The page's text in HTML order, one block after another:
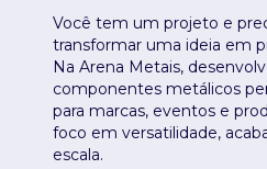
Você tem um projeto e
transformar uma ideia em
Na Arena Metais,
componentes metálicos
para marcas, eventos e
foco em versatilidade,
escala.